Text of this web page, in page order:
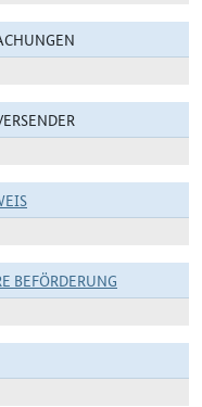
BEFÖRDERUNG